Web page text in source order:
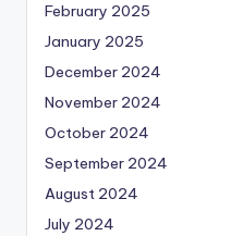
February 2025
January 2025
December 2024
November 2024
October 2024
September 2024
August 2024
July 2024